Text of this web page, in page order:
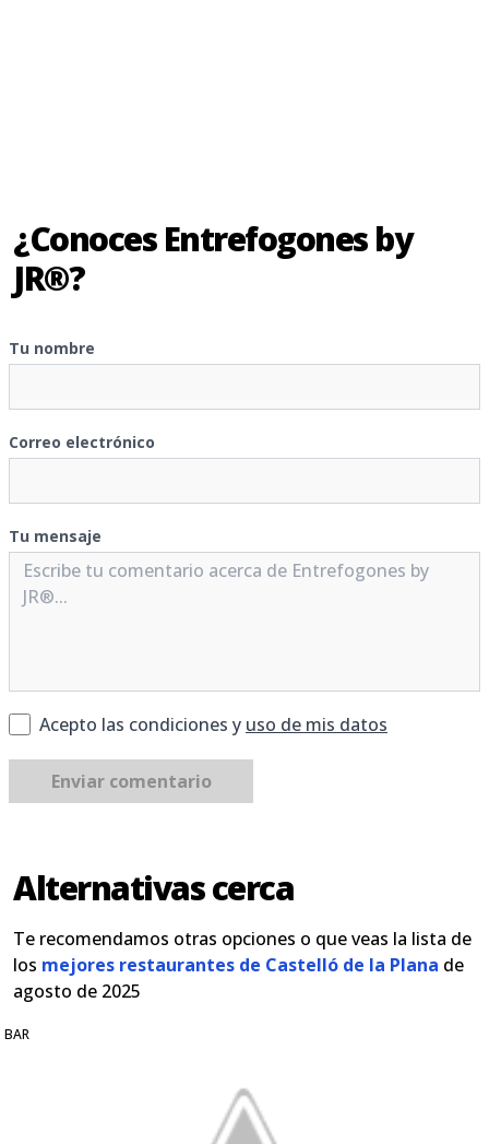
¿Conoces Entrefogones by
JR®?
Tu nombre
Correo electrónico
Tu mensaje
Acepto las condiciones y uso de mis datos
Enviar comentario
Alternativas cerca
Te recomendamos otras opciones o que veas la lista de
los mejores restaurantes de Castelló de la Plana de
agosto de 2025
BAR